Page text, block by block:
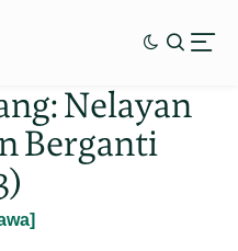
Nelayan
Berganti